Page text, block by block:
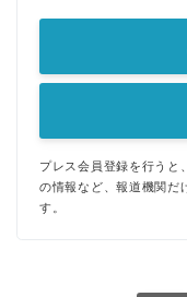
プレス会員登録を行うと
の情報など、報道機関だ
す。